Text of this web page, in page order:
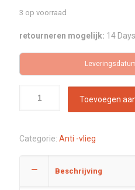
3 op voorraad
retourneren mogelijk: 14 Days
Toevoegen
Categorie: Anti -vlieg
Beschrijving